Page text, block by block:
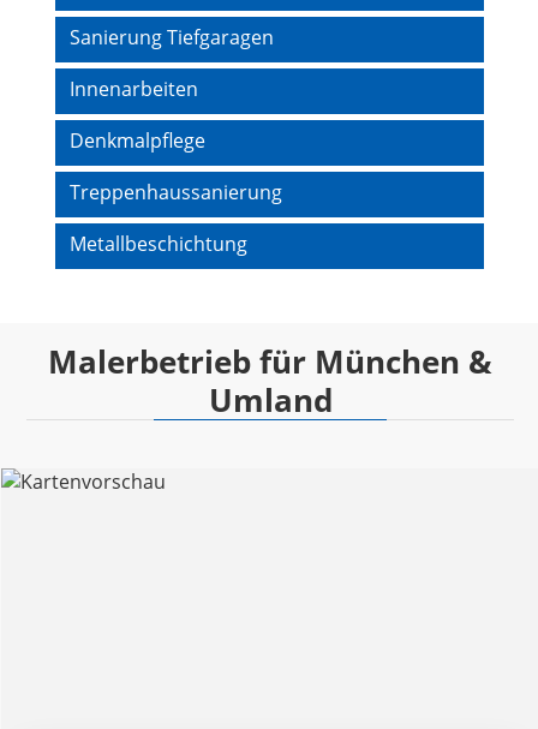
Sanierung Tiefgaragen
Innenarbeiten
Denkmalpflege
Treppenhaussanierung
Metallbeschichtung
Malerbetrieb für München &
Umland